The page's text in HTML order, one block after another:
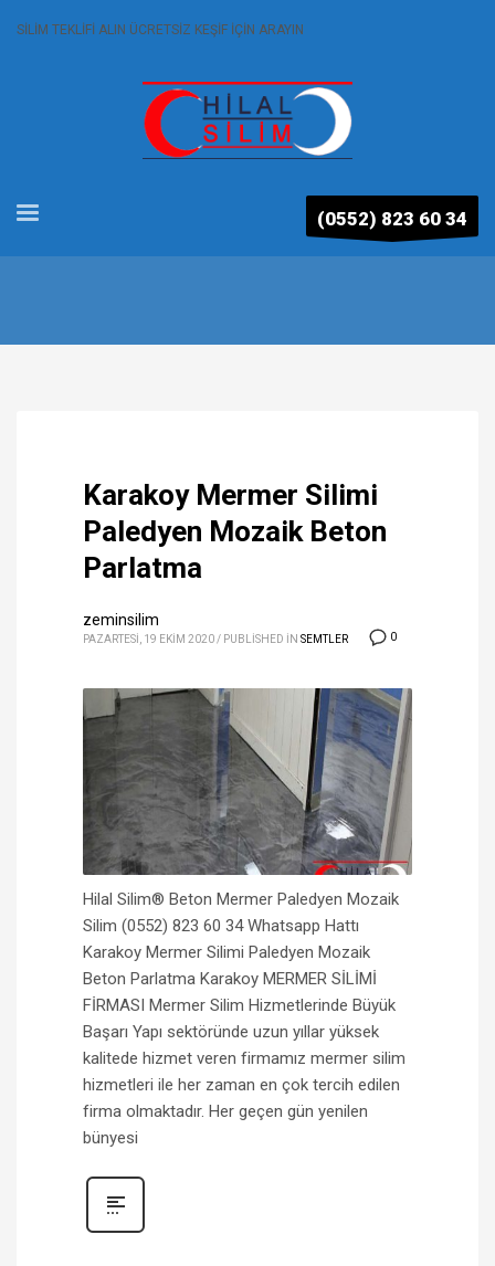
SİLİM TEKLİFİ ALIN ÜCRETSİZ KEŞİF İÇİN ARAYIN
(0552) 823 60 34
Karakoy Mermer Silimi
Paledyen Mozaik Beton
Parlatma
0
zeminsilim
PAZARTESI, 19 EKIM 2020 / PUBLISHED IN SEMTLER
Hilal Silim® Beton Mermer Paledyen Mozaik
Silim (0552) 823 60 34 Whatsapp Hattı
Karakoy Mermer Silimi Paledyen Mozaik
Beton Parlatma Karakoy MERMER SİLİMİ
FİRMASI Mermer Silim Hizmetlerinde Büyük
Başarı Yapı sektöründe uzun yıllar yüksek
kalitede hizmet veren firmamız mermer silim
hizmetleri ile her zaman en çok tercih edilen
firma olmaktadır. Her geçen gün yenilen
bünyesi